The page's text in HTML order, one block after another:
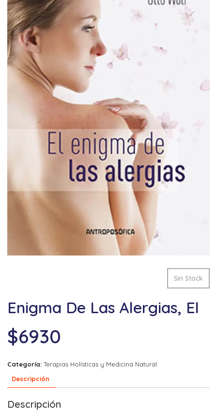
Sin Stock
Enigma De Las Alergias, El
$6930
Categoría: Terapias Holísticas y Medicina Natural
Descripción
Descripción